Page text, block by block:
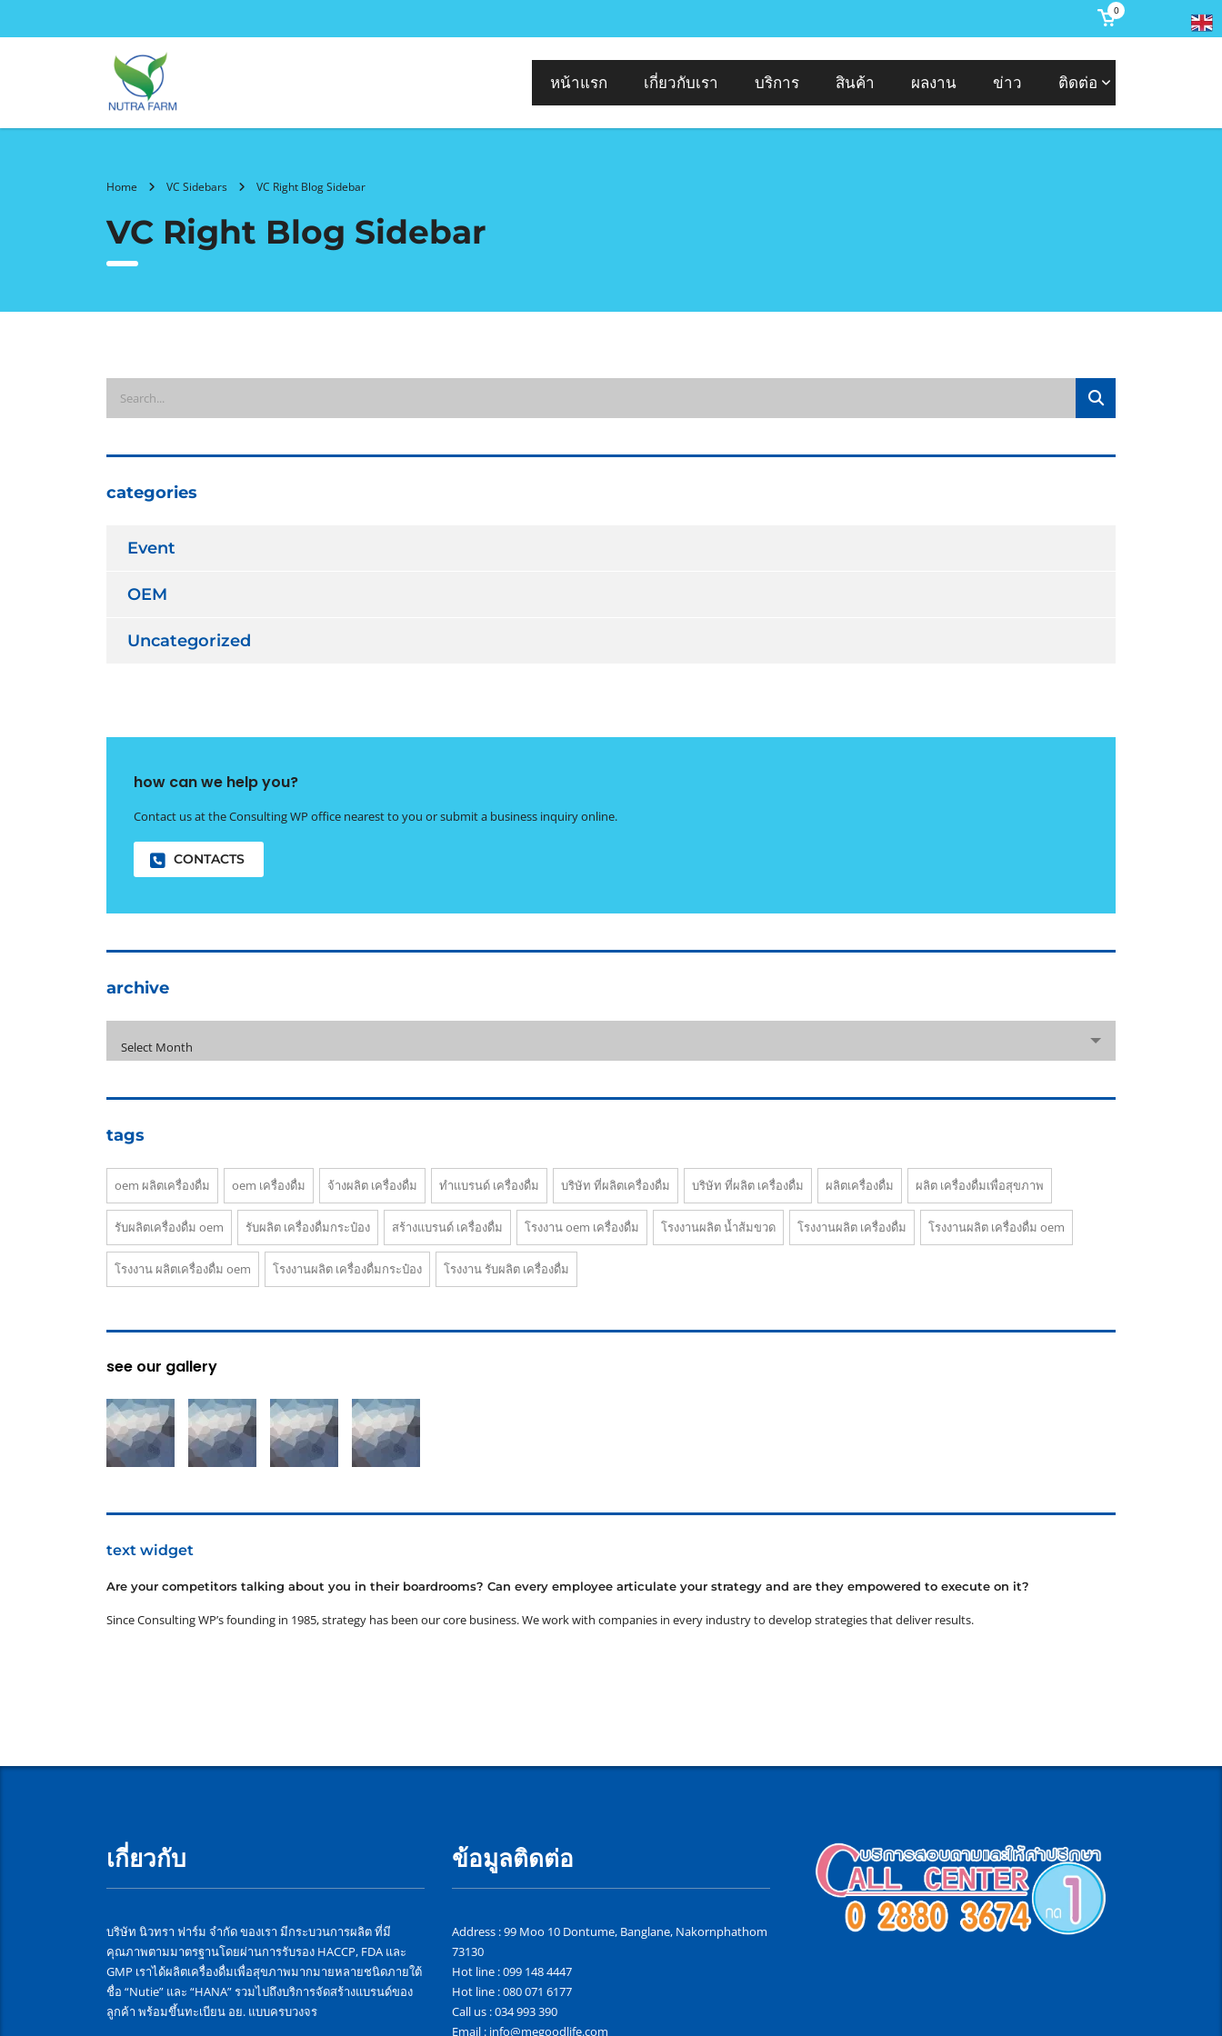
0
หน้าแรก เกี่ยวกับเรา บริการ สินค้า ผลงาน ข่าว ติดต่อ
Home VC Sidebars VC Right Blog Sidebar
VC Right Blog Sidebar
categories
Event
OEM
Uncategorized
how can we help you?
Contact us at the Consulting WP office nearest to you or submit a business inquiry online.
CONTACTS
archive
Select Month
tags
oem ผลิตเครื่องดื่ม oem เครื่องดื่ม จ้างผลิต เครื่องดื่ม ทําแบรนด์ เครื่องดื่ม บริษัท ที่ผลิตเครื่องดื่ม บริษัท ที่ผลิต เครื่องดื่ม ผลิตเครื่องดื่ม ผลิต เครื่องดื่มเพื่อสุขภาพ
รับผลิตเครื่องดื่ม oem รับผลิต เครื่องดื่มกระป๋อง สร้างแบรนด์ เครื่องดื่ม โรงงาน oem เครื่องดื่ม โรงงานผลิต น้ำส้มขวด โรงงานผลิต เครื่องดื่ม โรงงานผลิต เครื่องดื่ม oem
โรงงาน ผลิตเครื่องดื่ม oem โรงงานผลิต เครื่องดื่มกระป๋อง โรงงาน รับผลิต เครื่องดื่ม
see our gallery
text widget
Are your competitors talking about you in their boardrooms? Can every employee articulate your strategy and are they empowered to execute on it?
Since Consulting WP’s founding in 1985, strategy has been our core business. We work with companies in every industry to develop strategies that deliver results.
เกี่ยวกับ
บริษัท นิวทรา ฟาร์ม จำกัด ของเรา มีกระบวนการผลิต ที่มี
คุณภาพตามมาตรฐานโดยผ่านการรับรอง HACCP, FDA และ
GMP เราได้ผลิตเครื่องดื่มเพื่อสุขภาพมากมายหลายชนิดภายใต้
ชื่อ “Nutie” และ “HANA” รวมไปถึงบริการจัดสร้างแบรนด์ของ
ลูกค้า พร้อมขึ้นทะเบียน อย. แบบครบวงจร
ข้อมูลติดต่อ
Address : 99 Moo 10 Dontume, Banglane, Nakornphathom
73130
Hot line : 099 148 4447
Hot line : 080 071 6177
Call us : 034 993 390
Email : info@megoodlife.com